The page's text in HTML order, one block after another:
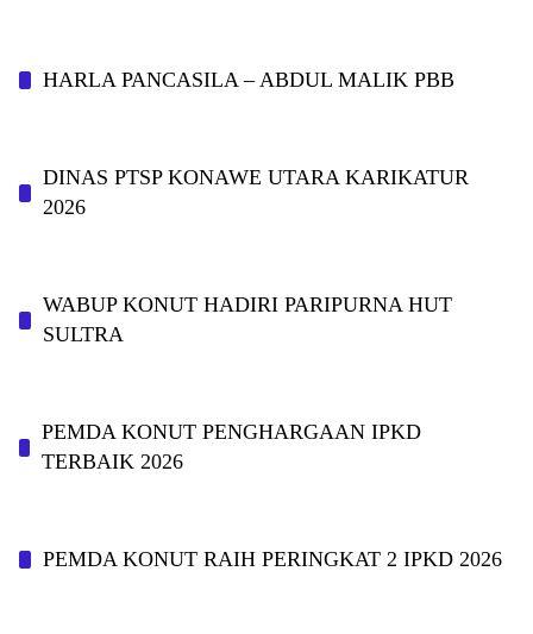
HARLA PANCASILA – ABDUL MALIK PBB
DINAS PTSP KONAWE UTARA KARIKATUR
2026
WABUP KONUT HADIRI PARIPURNA HUT
SULTRA
PEMDA KONUT PENGHARGAAN IPKD
TERBAIK 2026
PEMDA KONUT RAIH PERINGKAT 2 IPKD 2026